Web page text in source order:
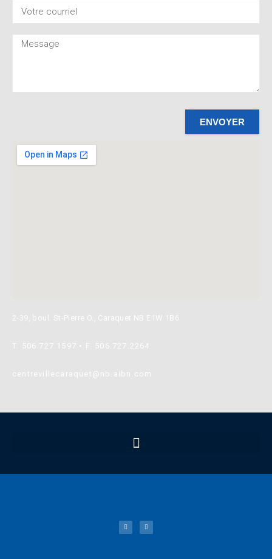
ENVOYER
2-39, boul. St-Pierre O., Caraquet NB E1W 1B6
T. 506.727.1597 • F. 506.727.2264
centrevillecaraquet@nb.aibn.com